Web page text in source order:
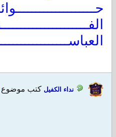
نداء الكفيل كتب موضوع